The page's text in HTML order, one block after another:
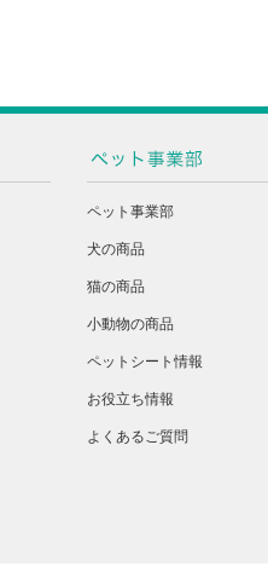
ペット事業部
犬の商品
猫の商品
小動物の商品
ペットシート情報
お役立ち情報
よくあるご質問